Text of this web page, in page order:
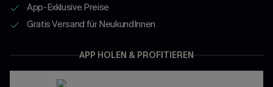
App-Exklusive Preise
Gratis Versand für NeukundInnen
APP HOLEN & PROFITIEREN